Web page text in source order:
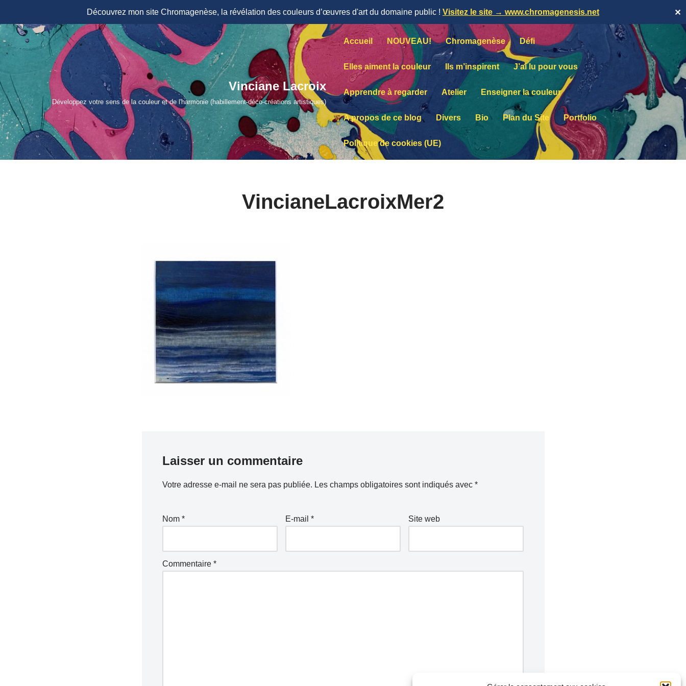
Découvrez mon site Chromagenèse, la révélation des couleurs d’œuvres d'art du domaine public ! Visitez le site → www.chromagenesis.net ✕
Aller
contenu
Vinciane Lacroix
Développez votre sens de la couleur et de l'harmonie (habillement-déco-créations artistiques)
Accueil NOUVEAU! Chromagenèse Défi
Elles aiment la couleur Ils m’inspirent J’ai lu pour vous
Apprendre à regarder Atelier Enseigner la couleur
A propos de ce blog Divers Bio Plan du Site Portfolio
Politique de cookies (UE)
VincianeLacroixMer2
Laisser un commentaire
Votre adresse e-mail ne sera pas publiée. Les champs obligatoires sont indiqués avec *
Nom * E-mail * Site web
Commentaire *